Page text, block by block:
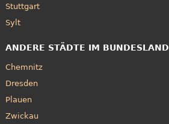
Stuttgart
Sylt
ANDERE STÄDTE IM BUNDESLAND
Chemnitz
Dresden
Plauen
Zwickau